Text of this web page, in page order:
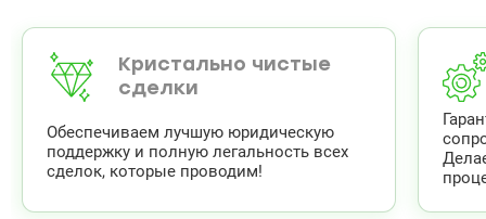
лучших микрорайонов Киева. Экологически чистое
место, лес, озеро, 2 мин. Автомобиль на парковке ТРЦ
Ретровилль будет виден из окон квартиры. Рядом с
домом 1 мин многоэтажный паркинг. Не законченный
ремонт . Цена 90000 у.е . 0963198153 Геннадий Парфилко
Valion .ua/ 1067998
Кристально чистые
сделки
Обеспечиваем лучшую юридическую
поддержку и полную легальность всех
сделок, которые проводим!